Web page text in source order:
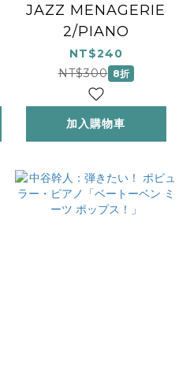
JAZZ MENAGERIE
2/PIANO
NT$240
NT$300 8折
加入購物車